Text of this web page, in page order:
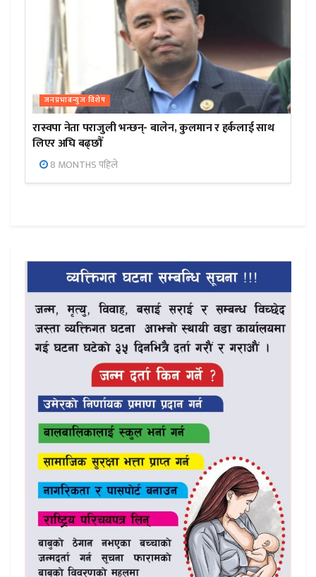
जनप्रभाबन्युज विशेष
रास्वपा नेता पराजुली भन्छन्- बालेन, कुलमान र हर्कलाई साथ
लिएर अघि बढ्छौँ
8 MONTHS पहिले